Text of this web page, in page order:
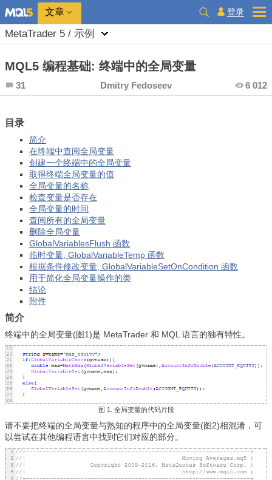
文章 登录
MetaTrader 5 / 示例
MQL5 编程基础: 终端中的全局变量
31 Dmitry Fedoseev 6 012
目录
简介
在终端中查阅全局变量
创建一个终端中的全局变量
取得终端全局变量的值
全局变量的名称
检查变量是否存在
全局变量的时间
查阅所有的全局变量
删除全局变量
GlobalVariablesFlush 函数
临时变量, GlobalVariableTemp 函数
根据条件修改变量, GlobalVariableSetOnCondition 函数
用于简化全局变量操作的类
结论
附件
简介
终端中的全局变量(图1)是 MetaTrader 和 MQL 语言的独有特性。
图 1. 全局变量的代码片段
请不要把终端的全局变量与熟知的程序中的全局变量(图2)相混淆，可
以尝试在其他编程语言中找到它们对应的部分。